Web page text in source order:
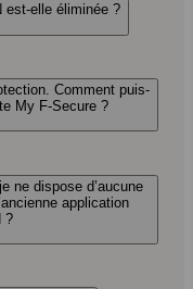
est-elle éliminée ?
Comment puis-
My F‑Secure ?
ne dispose d’aucune
application
?